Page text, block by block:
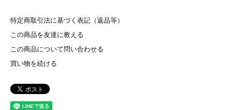
特定商取引法に基づく表記（返品等）
この商品を友達に教える
この商品について問い合わせる
買い物を続ける